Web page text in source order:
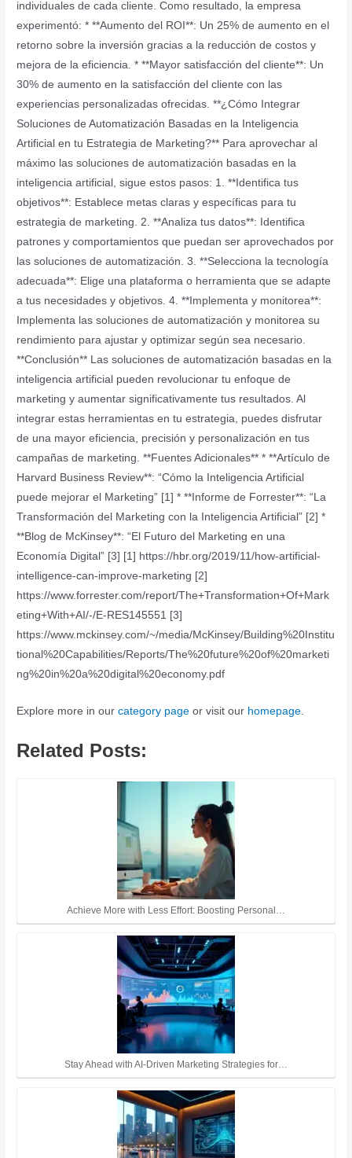
individuales de cada cliente. Como resultado, la empresa
experimentó: * **Aumento del ROI**: Un 25% de aumento en el
retorno sobre la inversión gracias a la reducción de costos y
mejora de la eficiencia. * **Mayor satisfacción del cliente**: Un
30% de aumento en la satisfacción del cliente con las
experiencias personalizadas ofrecidas. **¿Cómo Integrar
Soluciones de Automatización Basadas en la Inteligencia
Artificial en tu Estrategia de Marketing?** Para aprovechar al
máximo las soluciones de automatización basadas en la
inteligencia artificial, sigue estos pasos: 1. **Identifica tus
objetivos**: Establece metas claras y específicas para tu
estrategia de marketing. 2. **Analiza tus datos**: Identifica
patrones y comportamientos que puedan ser aprovechados por
las soluciones de automatización. 3. **Selecciona la tecnología
adecuada**: Elige una plataforma o herramienta que se adapte
a tus necesidades y objetivos. 4. **Implementa y monitorea**:
Implementa las soluciones de automatización y monitorea su
rendimiento para ajustar y optimizar según sea necesario.
**Conclusión** Las soluciones de automatización basadas en la
inteligencia artificial pueden revolucionar tu enfoque de
marketing y aumentar significativamente tus resultados. Al
integrar estas herramientas en tu estrategia, puedes disfrutar
de una mayor eficiencia, precisión y personalización en tus
campañas de marketing. **Fuentes Adicionales** * **Artículo de
Harvard Business Review**: “Cómo la Inteligencia Artificial
puede mejorar el Marketing” [1] * **Informe de Forrester**: “La
Transformación del Marketing con la Inteligencia Artificial” [2] *
**Blog de McKinsey**: “El Futuro del Marketing en una
Economía Digital” [3] [1] https://hbr.org/2019/11/how-artificial-
intelligence-can-improve-marketing [2]
https://www.forrester.com/report/The+Transformation+Of+Mark
eting+With+AI/-/E-RES145551 [3]
https://www.mckinsey.com/~/media/McKinsey/Building%20Institu
tional%20Capabilities/Reports/The%20future%20of%20marketi
ng%20in%20a%20digital%20economy.pdf
Explore more in ourcategory page or visit our homepage
Related Posts:
Achieve More with Less Effort: Boosting Personal…
Stay Ahead with AI-Driven Marketing Strategies for…